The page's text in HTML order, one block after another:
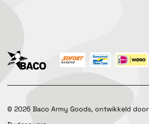
© 2026 Baco Army Goods, ontwikkeld door